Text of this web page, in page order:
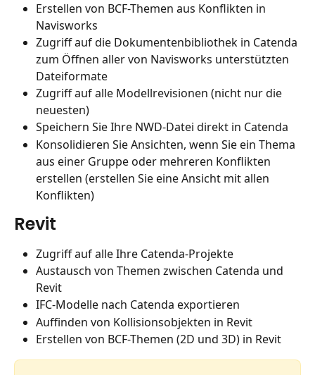
Erstellen von BCF-Themen aus Konflikten in
Navisworks
Zugriff auf die Dokumentenbibliothek in Catenda
zum Öffnen aller von Navisworks unterstützten
Dateiformate
Zugriff auf alle Modellrevisionen (nicht nur die
neuesten)
Speichern Sie Ihre NWD-Datei direkt in Catenda
Konsolidieren Sie Ansichten, wenn Sie ein Thema
aus einer Gruppe oder mehreren Konflikten
erstellen (erstellen Sie eine Ansicht mit allen
Konflikten)
Revit
Zugriff auf alle Ihre Catenda-Projekte
Austausch von Themen zwischen Catenda und
Revit
IFC-Modelle nach Catenda exportieren
Auffinden von Kollisionsobjekten in Revit
Erstellen von BCF-Themen (2D und 3D) in Revit